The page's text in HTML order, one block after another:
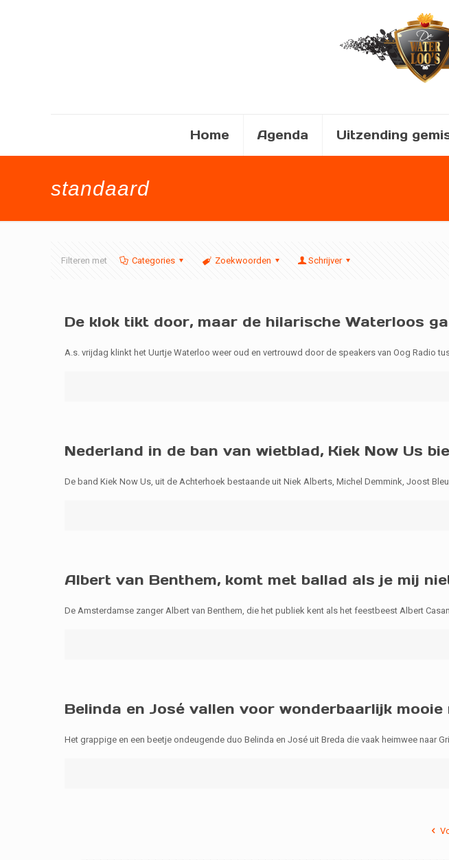
Home Agenda Uitzending
standaard
Filteren met Categories Zoekwoorden Schrijver
De klok tikt door, maar de hilarische Waterloos
A.s. vrijdag klinkt het Uurtje Waterloo weer oud en vertrouwd door de speakers van Oog Radio
Nederland in de ban van wietblad, Kiek Now Us
De band Kiek Now Us, uit de Achterhoek bestaande uit Niek Alberts, Michel Demmink, Joost
Albert van Benthem, komt met ballad als je mij
De Amsterdamse zanger Albert van Benthem, die het publiek kent als het feestbeest Albert
Belinda en José vallen voor wonderbaarlijk mooie
Het grappige en een beetje ondeugende duo Belinda en José uit Breda die vaak heimwee naar